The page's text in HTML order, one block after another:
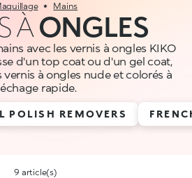
Mains
ÀONGLES
avec les vernis à ongles KIKO
d'un top coat ou d'un gel coat,
vernis à ongles nude et colorés à
rapide.
POLISH REMOVERS
9 article(s)